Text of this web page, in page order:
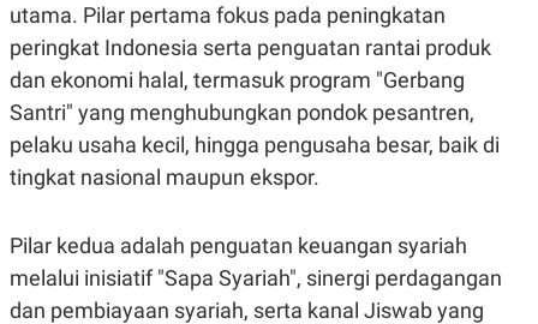
utama. Pilar pertama fokus pada peningkatan
peringkat Indonesia serta penguatan rantai produk
dan ekonomi halal, termasuk program "Gerbang
Santri" yang menghubungkan pondok pesantren,
pelaku usaha kecil, hingga pengusaha besar, baik di
tingkat nasional maupun ekspor.
Pilar kedua adalah penguatan keuangan syariah
melalui inisiatif "Sapa Syariah", sinergi perdagangan
dan pembiayaan syariah, serta kanal Jiswab yang